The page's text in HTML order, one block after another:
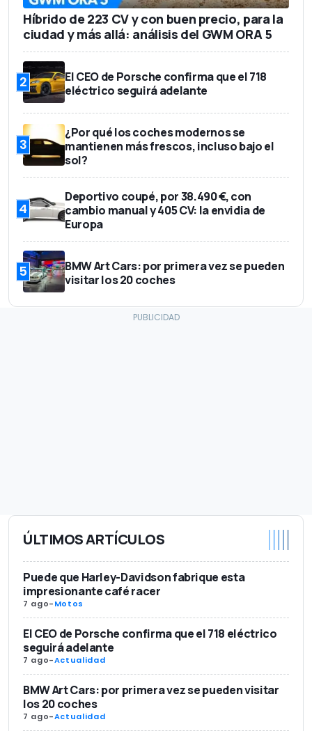
Híbrido de 223 CV y con buen precio, para la
ciudad y más allá: análisis del GWM ORA 5
2
El CEO de Porsche confirma que el 718
eléctrico seguirá adelante
3
¿Por qué los coches modernos se
mantienen más frescos, incluso bajo el
sol?
4
Deportivo coupé, por 38.490 €, con
cambio manual y 405 CV: la envidia de
Europa
5
BMW Art Cars: por primera vez se pueden
visitar los 20 coches
ÚLTIMOS ARTÍCULOS
Puede que Harley-Davidson fabrique esta
impresionante café racer
7 ago-Motos
El CEO de Porsche confirma que el 718 eléctrico
seguirá adelante
7 ago-Actualidad
BMW Art Cars: por primera vez se pueden visitar
los 20 coches
7 ago-Actualidad